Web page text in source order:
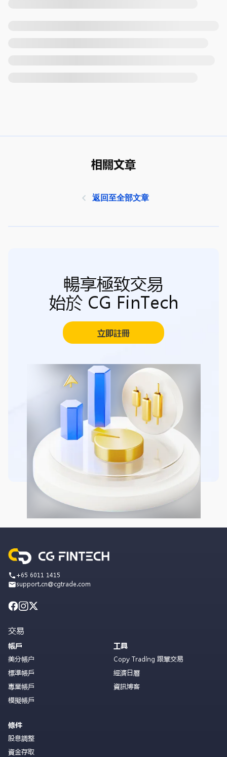
相關文章
返回至全部文章
暢享極致交易
始於 CG FinTech
立即註冊
+65 6011 1415
support.cn@cgtrade.com
交易
帳戶
美分帳户
標準帳戶
專業帳戶
模擬帳戶
條件
股息調整
資金存取
工具
Copy Trading 跟單交易
經濟日曆
資訊博客